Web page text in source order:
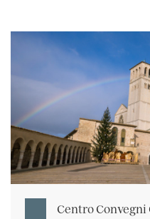
Centro Convegni